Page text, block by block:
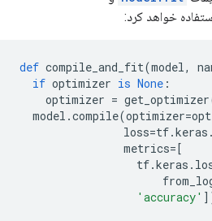
خواهد کرد:
def compile_and_fit(model,
if optimizer is None :
optimizer = get_optimizer
model .compile(optimizer=
loss=tf.keras .
metrics=[
tf.keras .
'accuracy'